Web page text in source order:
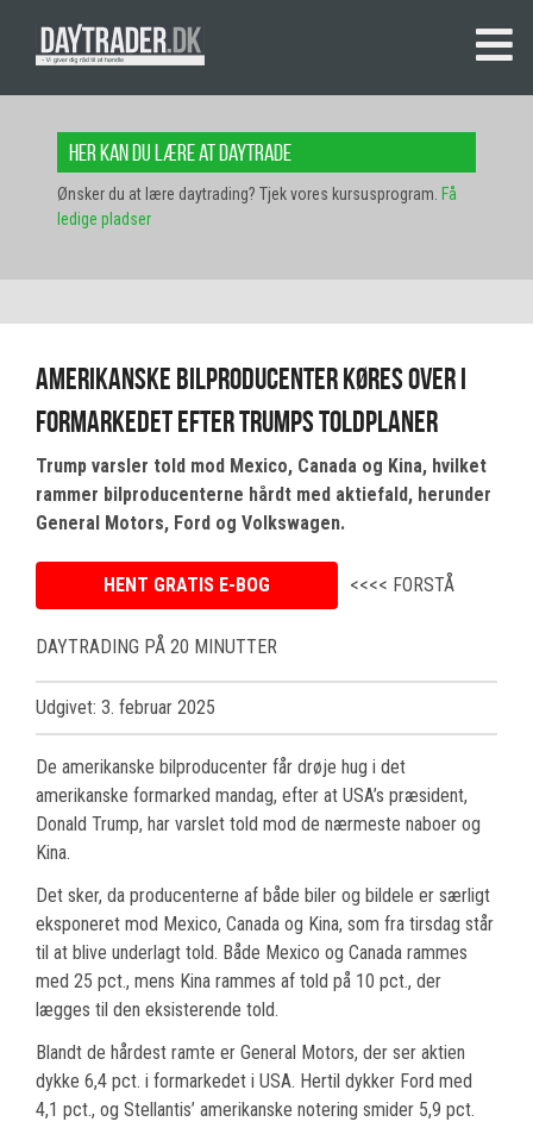
Her kan du lære at daytrade
Ønsker du at lære daytrading? Tjek vores kursusprogram. Få
ledige pladser
Amerikanske bilproducenter køres over i
formarkedet efter Trumps toldplaner
Trump varsler told mod Mexico, Canada og Kina, hvilket
rammer bilproducenterne hårdt med aktiefald, herunder
General Motors, Ford og Volkswagen.
HENT GRATIS E-BOG <<<< FORSTÅ
DAYTRADING PÅ 20 MINUTTER
Udgivet: 3. februar 2025
De amerikanske bilproducenter får drøje hug i det
amerikanske formarked mandag, efter at USA’s præsident,
Donald Trump, har varslet told mod de nærmeste naboer og
Kina.
Det sker, da producenterne af både biler og bildele er særligt
eksponeret mod Mexico, Canada og Kina, som fra tirsdag står
til at blive underlagt told. Både Mexico og Canada rammes
med 25 pct., mens Kina rammes af told på 10 pct., der
lægges til den eksisterende told.
Blandt de hårdest ramte er General Motors, der ser aktien
dykke 6,4 pct. i formarkedet i USA. Hertil dykker Ford med
4,1 pct., og Stellantis’ amerikanske notering smider 5,9 pct.